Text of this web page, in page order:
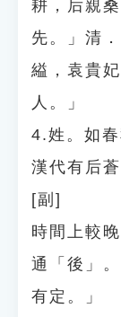
耕，后親
先。」清
縊，袁貴
人。」
4.姓。如春
漢代有后蒼
[副]
時間上較
通「後」
有定。」